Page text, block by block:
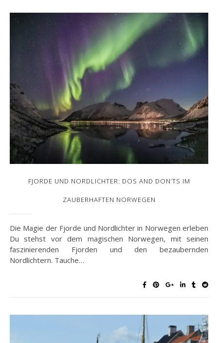
FJORDE UND NORDLICHTER: DOS AND DON’TS IM
ZAUBERHAFTEN NORWEGEN
Die Magie der Fjorde und Nordlichter in Norwegen erleben
Du stehst vor dem magischen Norwegen, mit seinen
faszinierenden Fjorden und den bezaubernden
Nordlichtern. Tauche…